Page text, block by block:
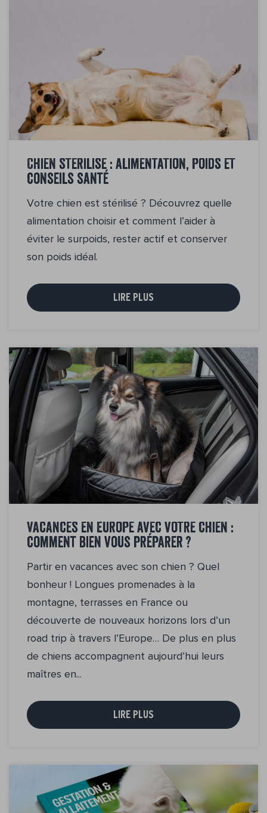
Chien stérilisé : alimentation, poids et
conseils santé
Votre chien est stérilisé ? Découvrez quelle
alimentation choisir et comment l’aider à
éviter le surpoids, rester actif et conserver
son poids idéal.
LIRE PLUS
Vacances en Europe avec votre chien :
comment bien vous préparer ?
Partir en vacances avec son chien ? Quel
bonheur ! Longues promenades à la
montagne, terrasses en France ou
découverte de nouveaux horizons lors d’un
road trip à travers l’Europe… De plus en plus
de chiens accompagnent aujourd’hui leurs
maîtres en...
LIRE PLUS